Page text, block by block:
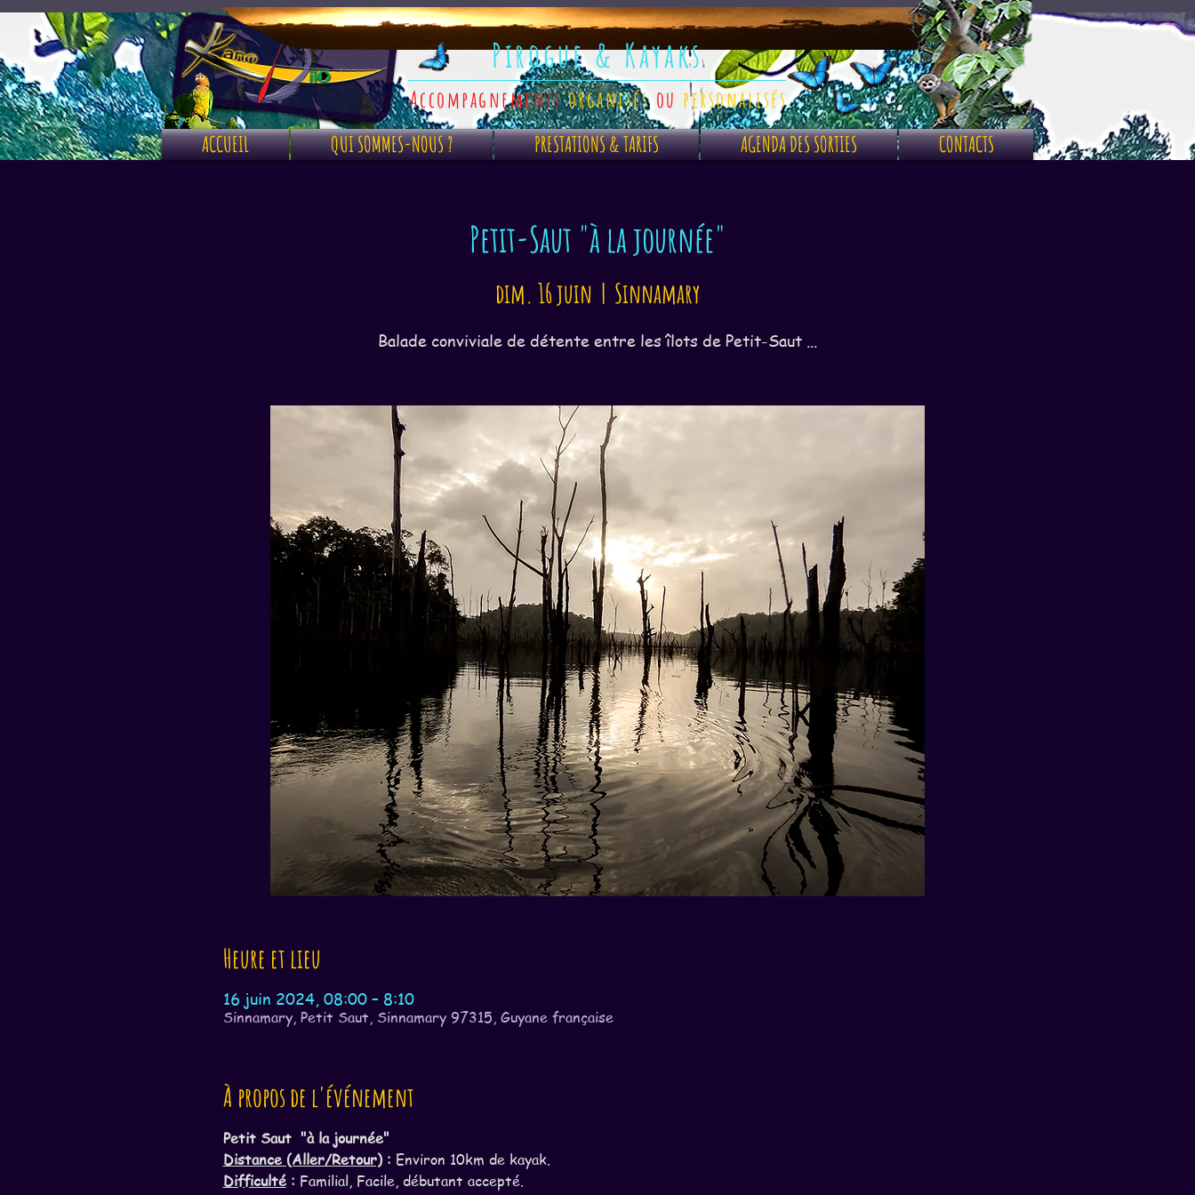
Pirogue & Kayaks
Accompagnementsorganisésou personalisés
ACCUEIL QUI SOMMES-NOUS ? PRESTATIONS & TARIFS AGENDA DES SORTIES CONTACTS
Petit-Saut "à la journée"
dim. 16 juin
  |
Sinnamary
Balade conviviale de détente entre les îlots de Petit-Saut ...
Heure et lieu
16 juin 2024, 08:00 – 8:10
Sinnamary, Petit Saut, Sinnamary 97315, Guyane française
À propos de l'événement
Petit Saut  "à la journée"
Distance (Aller/Retour) : Environ 10km de kayak.
Difficulté : Familial, Facile, débutant accepté.